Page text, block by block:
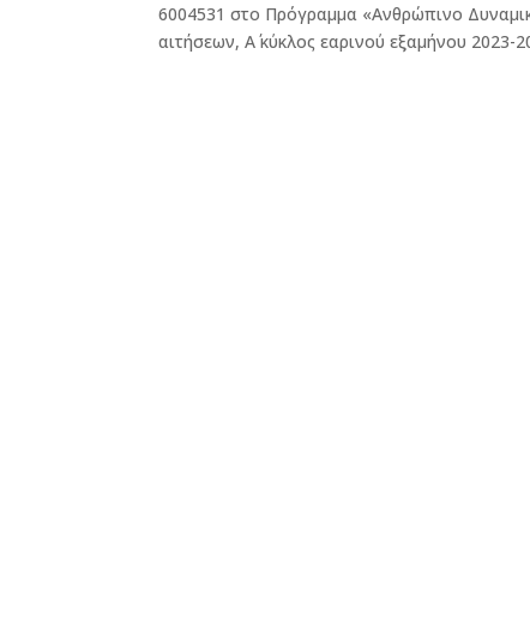
6004531 στο Πρόγραμμα «Ανθρώπινο
αιτήσεων, Α΄ κύκλος εαρινού εξαμήνου 2023-